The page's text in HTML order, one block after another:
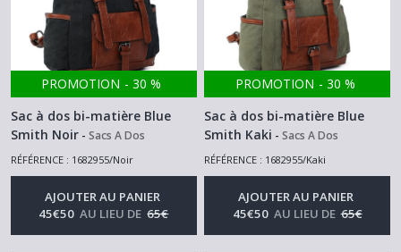
PROMOTION - 30 %
Sac à dos bi-matière Blue
Smith Noir - Sacs A Dos
RÉFÉRENCE : 1682955/Noir
AJOUTER AU PANIER
45€50 AU LIEU DE 65€
PROMOTION - 30 %
Sac à dos bi-matière Blue
Smith Kaki -Sacs A Dos
RÉFÉRENCE : 1682955/Kaki
AJOUTER AU PANIER
45€50 AU LIEU DE 65€